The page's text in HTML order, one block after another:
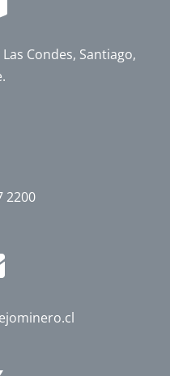
Condes, Santiago,
2200